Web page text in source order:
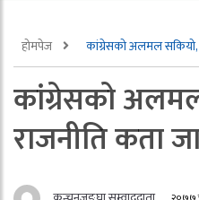
होमपेज कांग्रेसको अलमल सकियो,
कांग्रेसको
राजनीति कता